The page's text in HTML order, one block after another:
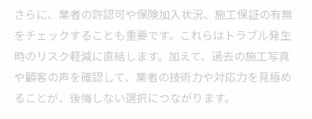
奈良県で後悔しない外構工事の進め方
外構工事の計画段階で重視すべきポイント
まとめ
外構工事の打ち合わせで伝えるべき希望と
注意点
さらに、業者の許認可や保険加入状況、施工保証の有無
をチェックすることも重要です。これらはトラブル発生
時のリスク軽減に直結します。加えて、過去の施工写真
や顧客の声を確認して、業者の技術力や対応力を見極め
ることが、後悔しない選択につながります。